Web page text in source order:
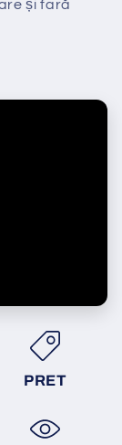
și fară
PRET